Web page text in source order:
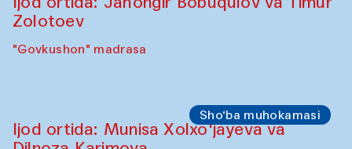
Zolotoev
"Govkushon" madrasa
Sho‘ba muhokamasi
Ijod ortida: Munisa Xolxo'jayeva va